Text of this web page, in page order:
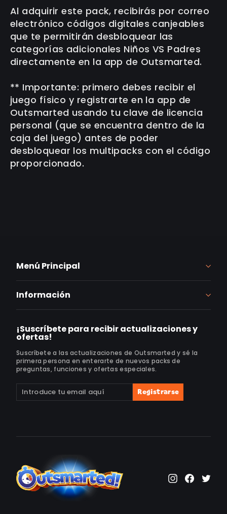
Al adquirir este pack, recibirás por correo
electrónico códigos digitales canjeables
que te permitirán desbloquear las
categorías adicionales Niños VS Padres
directamente en la app de Outsmarted.
** Importante: primero debes recibir el
juego físico y registrarte en la app de
Outsmarted usando tu clave de licencia
personal (que se encuentra dentro de la
caja del juego) antes de poder
desbloquear los multipacks con el código
proporcionado.
Menú Principal
Información
¡Suscríbete para recibir actualizaciones y
ofertas!
Suscríbete a las actualizaciones de Outsmarted y sé la
primera persona en enterarte de nuevos packs de
preguntas, funciones y ofertas especiales.
Suscríbete
a
Suscribir Registrarse
Instagram